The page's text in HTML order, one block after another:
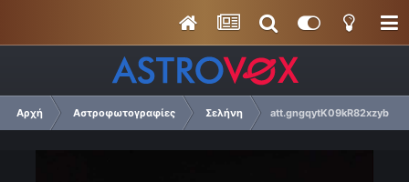
Αρχή Αστροφωτογραφίες Σελήνη